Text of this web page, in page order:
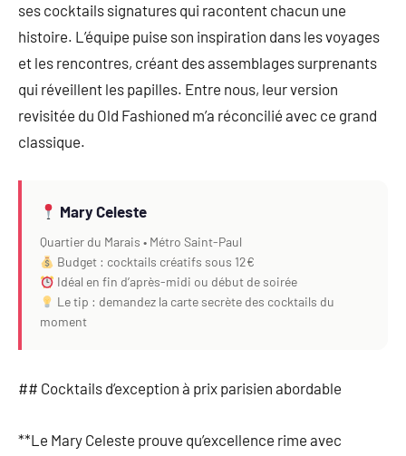
ses cocktails signatures qui racontent chacun une
histoire. L’équipe puise son inspiration dans les voyages
et les rencontres, créant des assemblages surprenants
qui réveillent les papilles. Entre nous, leur version
revisitée du Old Fashioned m’a réconcilié avec ce grand
classique.
Mary Celeste
Quartier du Marais • Métro Saint-Paul
Budget : cocktails créatifs sous 12€
Idéal en fin d’après-midi ou début de soirée
Le tip : demandez la carte secrète des cocktails du
moment
## Cocktails d’exception à prix parisien abordable
**Le Mary Celeste prouve qu’excellence rime avec